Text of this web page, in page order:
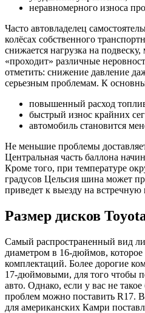
неравномерного износа
Часто автовладелец
колёсах собственного
снижается нагрузка на
«проходит» различные
отметить: снижение давление
серьезным проблемам. К
повышенный расход
быстрый износ крайних
автомобиль становится
Не меньшие проблемы
Центральная часть баллона
Кроме того, при температуре
градусов Цельсия шина может
приведет к выезду на
Размер дисков
Самый распространенный вид
диаметром в 16-дюймов,
комплектаций. Более дорогие
17-дюймовыми, для того чтобы
авто. Однако, если у вас не
проблем можно поставить R17.
для американских Камри